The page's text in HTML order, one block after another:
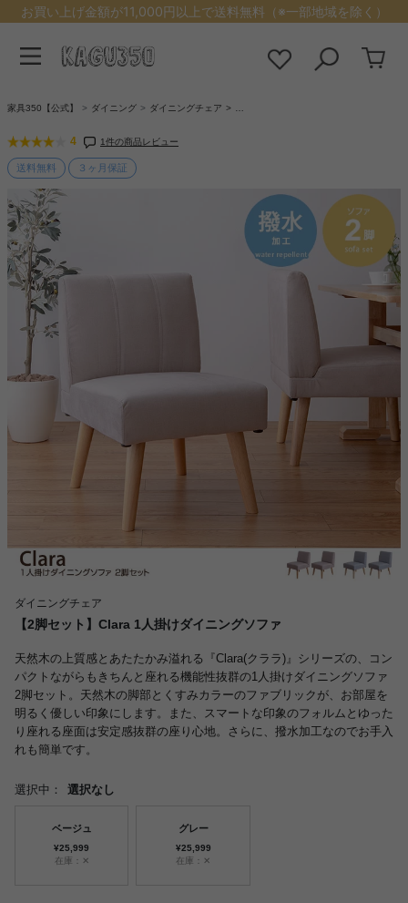
お買い上げ金額が11,000円以上で送料無料（※一部地域を除く）
家具350【公式】 ダイニング ダイニングチェア
4 1件の商品レビュー
送料無料 ３ヶ月保証
ダイニングチェア
【2脚セット】Clara 1人掛けダイニングソファ
天然木の上質感とあたたかみ溢れる『Clara(クララ)』シリーズの、コン
パクトながらもきちんと座れる機能性抜群の1人掛けダイニングソファ
2脚セット。天然木の脚部とくすみカラーのファブリックが、お部屋を
明るく優しい印象にします。また、スマートな印象のフォルムとゆった
り座れる座面は安定感抜群の座り心地。さらに、撥水加工なのでお手入
れも簡単です。
選択中： 選択なし
ベージュ
¥25,999
在庫：✕
グレー
¥25,999
在庫：✕